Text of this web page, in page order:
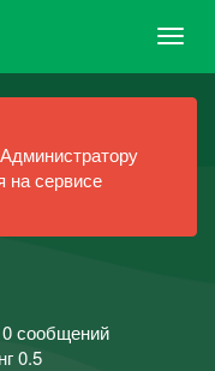
на сервисе
0 сообщений
0.5